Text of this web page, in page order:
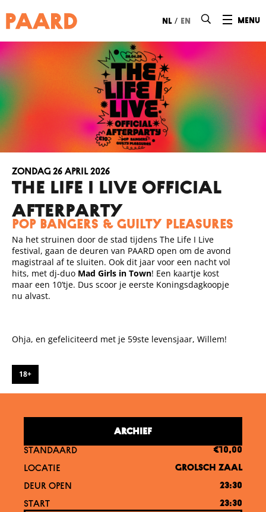
menu
nl / en
THE LIFE I LIVE OFFICIAL
AFTERPARTY
Pop bangers & guilty pleasures
zondag 26 april 2026
Na het struinen door de stad tijdens The Life I Live
festival, gaan de deuren van PAARD open om de avond
magistraal af te sluiten. Ook dit jaar voor een nacht vol
hits, met dj-duo Mad Girls in Town! Een kaartje kost
maar een 10’tje. Dus scoor je eerste Koningsdagkoopje
nu alvast.
Ohja, en gefeliciteerd met je 59ste levensjaar, Willem!
18+
ARCHIEF
STANDAARD €10,00
LOCATIE GROLSCH ZAAL
DEUR OPEN 23:30
START 23:30